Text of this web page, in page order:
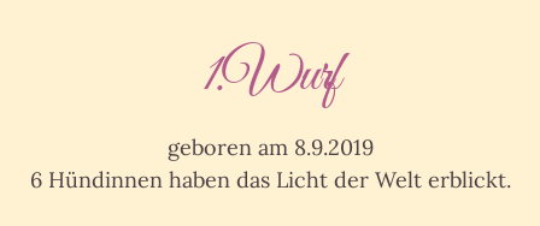
1.Wurf
geboren am 8.9.2019
6 Hündinnen haben das Licht der Welt erblickt.